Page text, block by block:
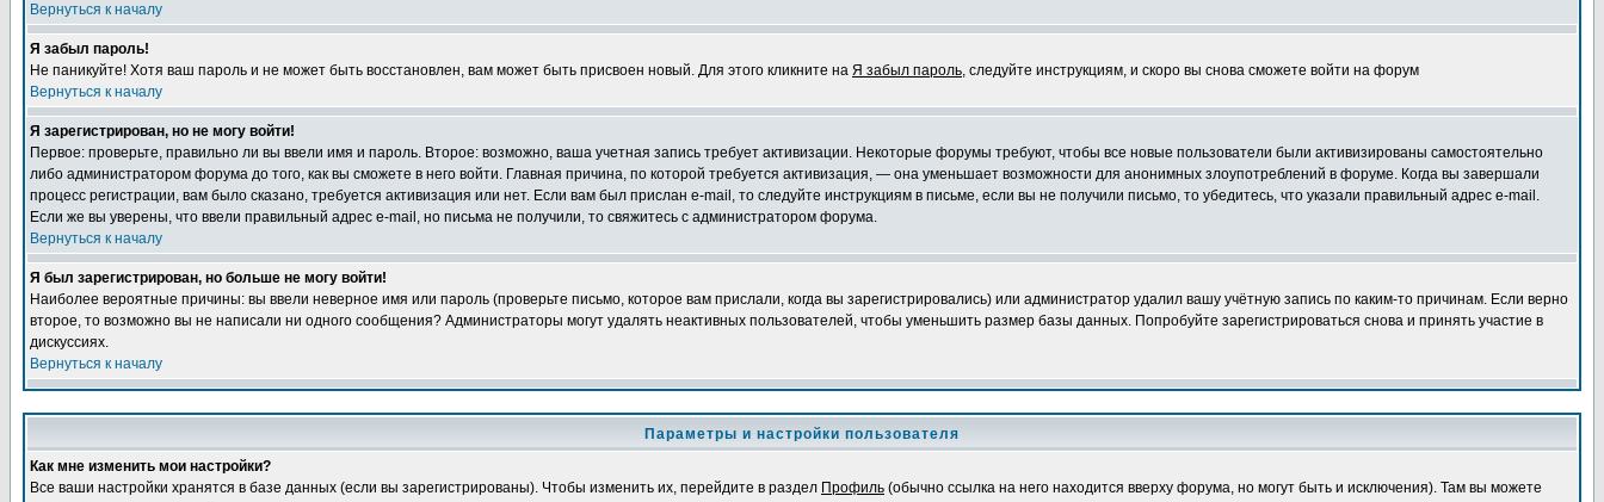
Вернуться к началу
Я забыл пароль!
Не паникуйте! Хотя ваш пароль и не может быть восстановлен, вам может быть присвоен новый. Для этого кликните на Я забыл пароль, следуйте инструкциям, и скоро вы снова сможете войти на форум
Вернуться к началу
Я зарегистрирован, но не могу войти!
Первое: проверьте, правильно ли вы ввели имя и пароль. Второе: возможно, ваша учетная запись требует активизации. Некоторые форумы требуют, чтобы все новые пользователи были активизированы самостоятельно
либо администратором форума до того, как вы сможете в него войти. Главная причина, по которой требуется активизация, — она уменьшает возможности для анонимных злоупотреблений в форуме. Когда вы завершали
процесс регистрации, вам было сказано, требуется активизация или нет. Если вам был прислан e-mail, то следуйте инструкциям в письме, если вы не получили письмо, то убедитесь, что указали правильный адрес e-mail.
Если же вы уверены, что ввели правильный адрес e-mail, но письма не получили, то свяжитесь с администратором форума.
Вернуться к началу
Я был зарегистрирован, но больше не могу войти!
Наиболее вероятные причины: вы ввели неверное имя или пароль (проверьте письмо, которое вам прислали, когда вы зарегистрировались) или администратор удалил вашу учётную запись по каким-то причинам. Если верно
второе, то возможно вы не написали ни одного сообщения? Администраторы могут удалять неактивных пользователей, чтобы уменьшить размер базы данных. Попробуйте зарегистрироваться снова и принять участие в
дискуссиях.
Вернуться к началу
Параметры и настройки пользователя
Как мне изменить мои настройки?
Все ваши настройки хранятся в базе данных (если вы зарегистрированы). Чтобы изменить их, перейдите в раздел Профиль (обычно ссылка на него находится вверху форума, но могут быть и исключения). Там вы можете